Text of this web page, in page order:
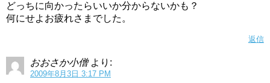
どっちに向かったらいいか分からないかも？
何にせよお疲れさまでした。
返信
おおさか小僧 より:
2009年8月3日 3:17 PM